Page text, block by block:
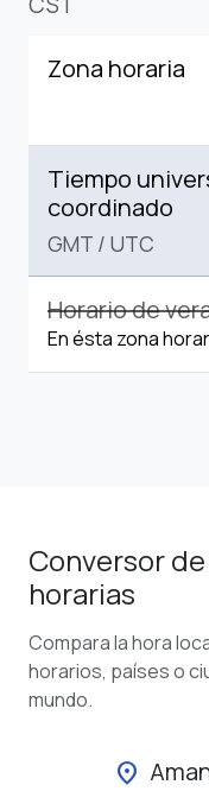
Zona horaria
Tiempo
coordinado
GMT / UTC
Horario de
En ésta zona
Conversor
horarias
Compara la hora
horarios, países o
mundo.
location_on